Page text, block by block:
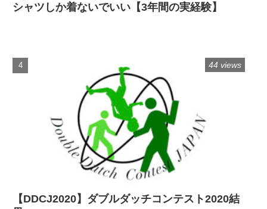
シャツしか着ないでいい【3年間の実経験】
【DDCJ2020】ダブルダッチコンテスト2020結
44 views